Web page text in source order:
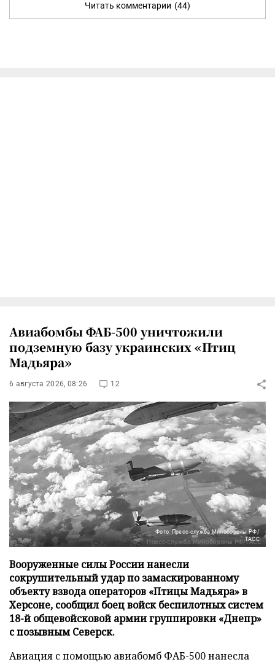
Читать комментарии (44)
Авиабомбы ФАБ-500 уничтожили
подземную базу украинских «Птиц
Мадьяра»
6 августа 2026, 08:26 12
Фото: Пресс-служба Минобороны РФ/
ТАСС
Вооруженные силы России нанесли
сокрушительный удар по замаскированному
объекту взвода операторов «Птицы Мадьяра» в
Херсоне, сообщил боец войск беспилотных систем
18-й общевойсковой армии группировки «Днепр»
с позывным Северск.
Авиация с помощью авиабомб ФАБ-500 нанесла